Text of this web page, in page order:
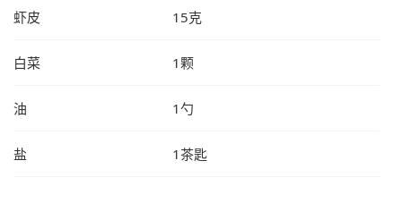
虾皮 15克
白菜 1颗
油 1勺
盐 1茶匙